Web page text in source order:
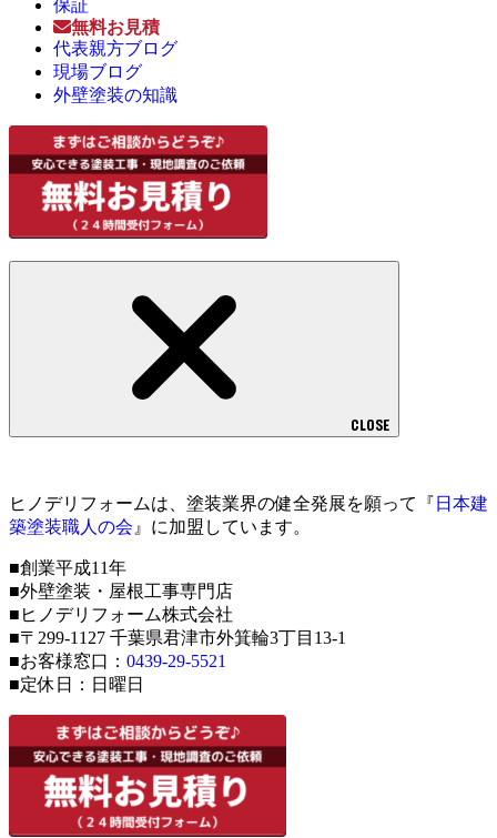
保証
無料お見積
代表親方ブログ
現場ブログ
外壁塗装の知識
CLOSE
ヒノデリフォームは、塗装業界の健全発展を願って『 日本建
築塗装職人の会 』に加盟しています。
■創業平成11年
■外壁塗装・屋根工事専門店
■ヒノデリフォーム株式会社
■〒299-1127 千葉県君津市外箕輪3丁目13-1
■お客様窓口： 0439-29-5521
■定休日：日曜日